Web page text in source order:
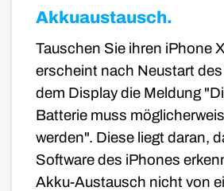
Akkuaustausch.
Tauschen Sie ihren iPhone
erscheint nach Neustart
dem Display die Meldung
Batterie muss
werden". Diese liegt daran,
Software des iPhones
Akku-Austausch nicht von